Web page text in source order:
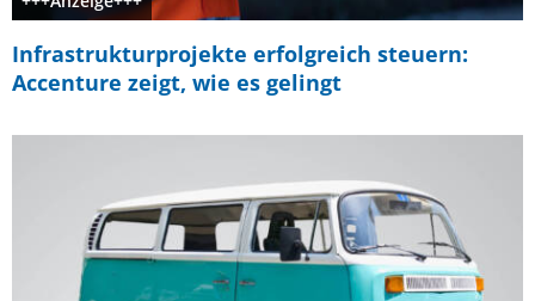
Infrastrukturprojekte erfolgreich steuern:
Accenture zeigt, wie es gelingt